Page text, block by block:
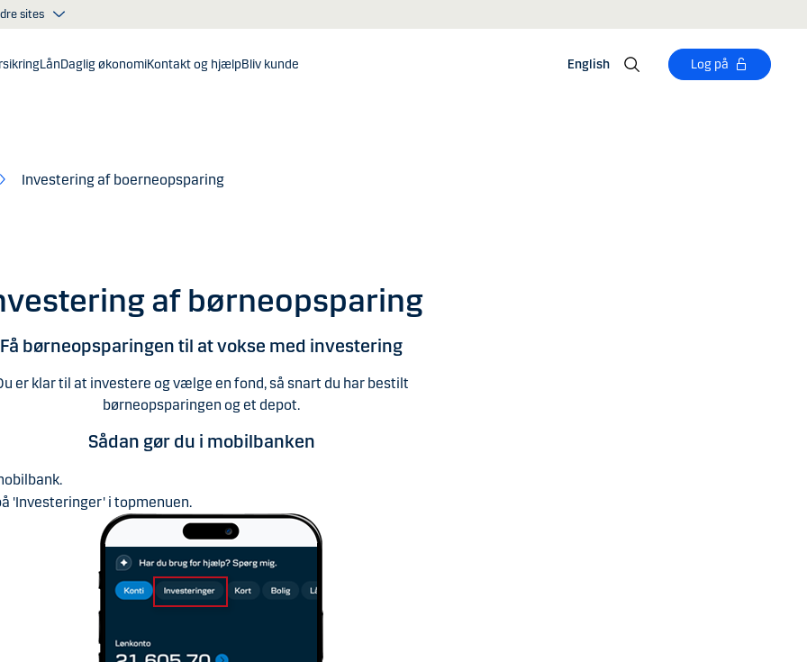
sites
LånDaglig økonomiKontakt og hjælpBliv kunde English Log på
Investering af boerneopsparing
af børneopsparing
Få børneopsparingen til at vokse med investering
er klar til at investere og vælge en fond, så snart du har bestilt
børneopsparingen og et depot.
Sådan gør du i mobilbanken
'Investeringer' i topmenuen.